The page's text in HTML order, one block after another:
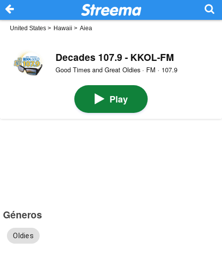
United States > Hawaii > Aiea
Decades 107.9 - KKOL-FM
Good Times and Great Oldies · FM · 107.9
Play
Géneros
Oldies